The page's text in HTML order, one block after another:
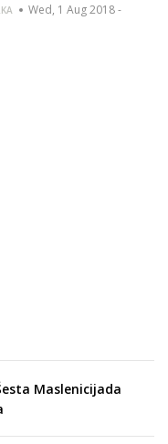
Wed, 1 Aug 2018 -
Maslenicijada